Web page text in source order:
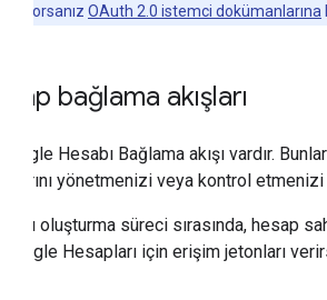
istiyorsanız OAuth 2.0 istemci dokümanlarına
bağlama akışları
Google Hesabı Bağlama akışı vardır.
yönetmenizi veya kontrol
oluşturma süreci sırasında, hesap
Google Hesapları için erişim jetonları